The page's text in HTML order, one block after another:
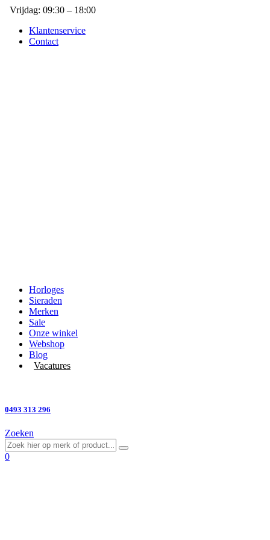
Vrijdag: 09:30 – 18:00
Klantenservice
Contact
Horloges
Sieraden
Merken
Sale
Onze winkel
Webshop
Blog
Vacatures
0493 313 296
Zoeken
0